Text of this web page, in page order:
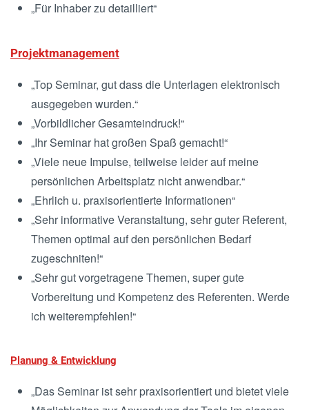
„Für Inhaber zu detailliert“
Projektmanagement
„Top Seminar, gut dass die Unterlagen elektronisch
ausgegeben wurden.“
„Vorbildlicher Gesamteindruck!“
„Ihr Seminar hat großen Spaß gemacht!“
„Viele neue Impulse, teilweise leider auf meine
persönlichen Arbeitsplatz nicht anwendbar.“
„Ehrlich u. praxisorientierte Informationen“
„Sehr informative Veranstaltung, sehr guter Referent,
Themen optimal auf den persönlichen Bedarf
zugeschniten!“
„Sehr gut vorgetragene Themen, super gute
Vorbereitung und Kompetenz des Referenten. Werde
ich weiterempfehlen!“
Planung & Entwicklung
„Das Seminar ist sehr praxisorientiert und bietet viele